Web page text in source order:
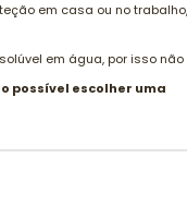
em casa ou no
em água, por isso
possível escolher uma